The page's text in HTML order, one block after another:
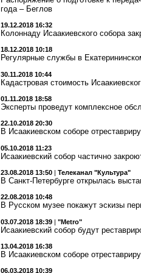
года – Беглов
19.12.2018 16:32
Колоннаду Исаакиевского собора
18.12.2018 10:18
Регулярные службы в
30.11.2018 10:44
Кадастровая стоимость
01.11.2018 18:58
Эксперты проведут комплексное
22.10.2018 20:30
В Исаакиевском соборе
05.10.2018 11:23
Исаакиевский собор частично
23.08.2018 13:50 | Телеканал "Культура"
В Санкт-Петербурге открылась
22.08.2018 10:48
В Русском музее покажут эскизы
03.07.2018 18:39 | "Metro"
Исаакиевский собор будут
13.04.2018 16:38
В Исаакиевском соборе
06.03.2018 10:39